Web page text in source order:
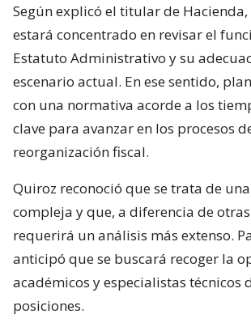
Según explicó el titular de
estará concentrado en revisar el
Estatuto Administrativo y su
escenario actual. En ese sentido,
con una normativa acorde a los
clave para avanzar en los procesos
reorganización fiscal.
Quiroz reconoció que se trata de
compleja y que, a diferencia de
requerirá un análisis más extenso.
anticipó que se buscará recoger la
académicos y especialistas técnicos
posiciones.